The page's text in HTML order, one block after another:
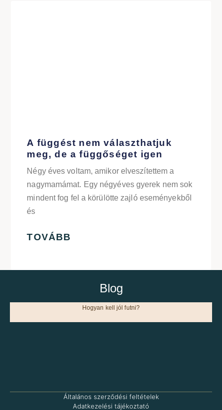
A függést nem választhatjuk
meg, de a függőséget igen
Négy éves voltam, amikor elveszítettem a
nagymamámat. Egy négyéves gyerek nem sok
mindent fog fel a körülötte zajló eseményekből
és
TOVÁBB
Blog
Hogyan kell jól futni?
Általános szerződési feltételek
Adatkezelési tájékoztató